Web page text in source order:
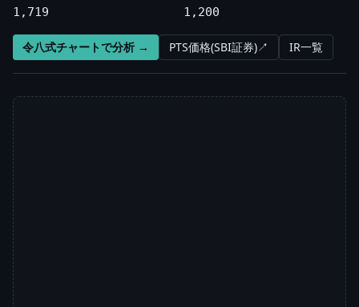
1,719
1,200
令八式チャートで分析 → PTS価格(SBI証券)↗ IR一覧